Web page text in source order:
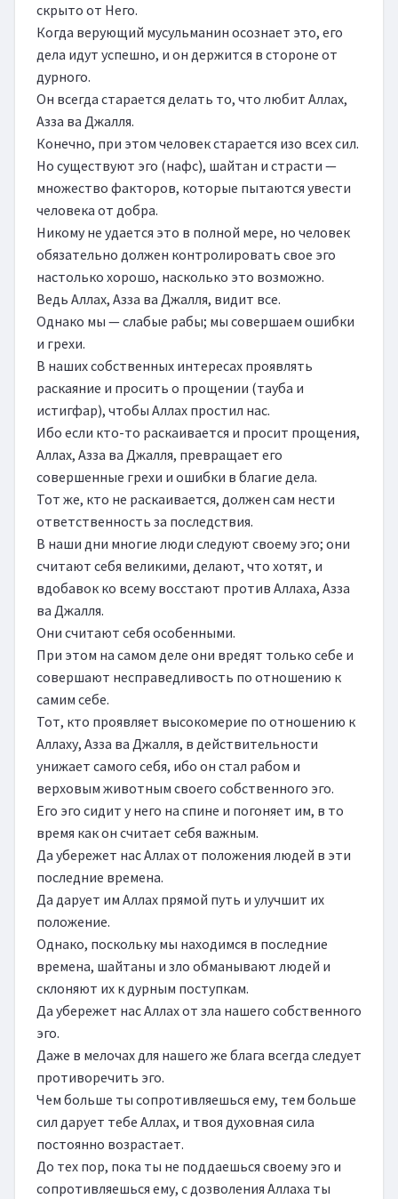
скрыто от Него.
Когда верующий мусульманин осознает это, его
дела идут успешно, и он держится в стороне от
дурного.
Он всегда старается делать то, что любит Аллах,
Азза ва Джалля.
Конечно, при этом человек старается изо всех сил.
Но существуют эго (нафс), шайтан и страсти —
множество факторов, которые пытаются увести
человека от добра.
Никому не удается это в полной мере, но человек
обязательно должен контролировать свое эго
настолько хорошо, насколько это возможно.
Ведь Аллах, Азза ва Джалля, видит все.
Однако мы — слабые рабы; мы совершаем ошибки
и грехи.
В наших собственных интересах проявлять
раскаяние и просить о прощении (тауба и
истигфар), чтобы Аллах простил нас.
Ибо если кто-то раскаивается и просит прощения,
Аллах, Азза ва Джалля, превращает его
совершенные грехи и ошибки в благие дела.
Тот же, кто не раскаивается, должен сам нести
ответственность за последствия.
В наши дни многие люди следуют своему эго; они
считают себя великими, делают, что хотят, и
вдобавок ко всему восстают против Аллаха, Азза
ва Джалля.
Они считают себя особенными.
При этом на самом деле они вредят только себе и
совершают несправедливость по отношению к
самим себе.
Тот, кто проявляет высокомерие по отношению к
Аллаху, Азза ва Джалля, в действительности
унижает самого себя, ибо он стал рабом и
верховым животным своего собственного эго.
Его эго сидит у него на спине и погоняет им, в то
время как он считает себя важным.
Да убережет нас Аллах от положения людей в эти
последние времена.
Да дарует им Аллах прямой путь и улучшит их
положение.
Однако, поскольку мы находимся в последние
времена, шайтаны и зло обманывают людей и
склоняют их к дурным поступкам.
Да убережет нас Аллах от зла нашего собственного
эго.
Даже в мелочах для нашего же блага всегда следует
противоречить эго.
Чем больше ты сопротивляешься ему, тем больше
сил дарует тебе Аллах, и твоя духовная сила
постоянно возрастает.
До тех пор, пока ты не поддаешься своему эго и
сопротивляешься ему, с дозволения Аллаха ты